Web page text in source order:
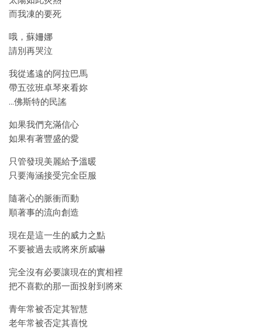
而我凍的要死
哦，蘇姍娜
請別再哭泣
我從遙遠的阿拉巴馬
帶五弦班卓琴來看妳
…佛斯特的民謠
如果我們充滿信心
如果有著豐盛的愛
只管發現美麗給予溫暖
只要海涵接受完全臣服
隨著心的脈衝而動
順著事的流向創造
現在是這一生的威力之點
不要被過去或將來所威嚇
完全沒有必要讓現在的實相裡
把不喜歡的那一面投射到將來
青年常被否定其智慧
老年常被否定其喜悅